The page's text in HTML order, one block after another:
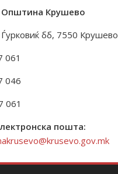
Општина Крушево
бб, 7550 Крушево
061
046
061
пошта: